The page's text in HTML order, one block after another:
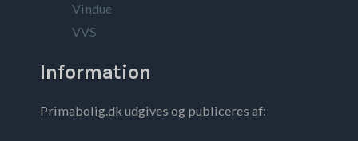
Vindue
VVS
Information
Primabolig.dk udgives og publiceres af: